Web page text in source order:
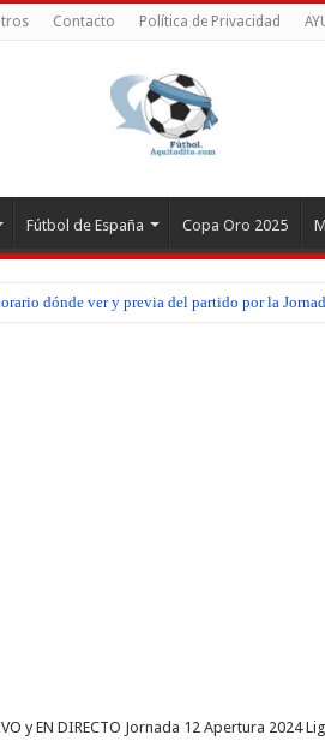
Contacto Política de Privacidad
Fútbol de España Copa Oro 2025
dónde ver y previa del partido por la
dónde ver y previa del partido por la
y EN DIRECTO Jornada 12 Apertura 2024